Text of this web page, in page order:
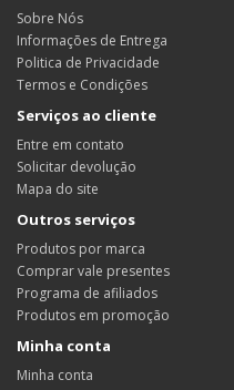
Sobre Nós
Informações de Entrega
Politica de Privacidade
Termos e Condições
Serviços ao cliente
Entre em contato
Solicitar devolução
Mapa do site
Outros serviços
Produtos por marca
Comprar vale presentes
Programa de afiliados
Produtos em promoção
Minha conta
Minha conta